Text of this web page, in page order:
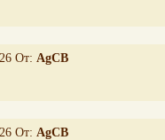
От: AgCB
От: AgCB